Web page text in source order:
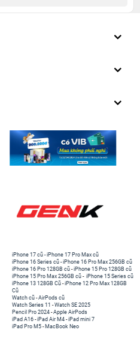
iPhone 17 cũ -iPhone 17 Pro Max cũ
iPhone 16 Series cũ - iPhone 16 Pro Max 256GB cũ
iPhone 16 Pro 128GB cũ -iPhone 15 Pro 128GB cũ
iPhone 15 Pro Max 256GB cũ - iPhone 15 Series cũ
iPhone 13 128GB Cũ -iPhone 12 Pro Max 128GB
Cũ
Watch cũ -AirPods cũ
Watch Series 11 -Watch SE 2025
Pencil Pro 2024 -Apple AirPods
iPad A16 -iPad Air M4 -iPad mini 7
iPad Pro M5 - MacBook Neo